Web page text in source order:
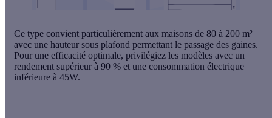
Ce type convient particulièrement aux maisons de 80 à 200 m²
avec une hauteur sous plafond permettant le passage des gaines.
Pour une efficacité optimale, privilégiez les modèles avec un
rendement supérieur à 90 % et une consommation électrique
inférieure à 45W.